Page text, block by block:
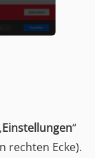
Einstellungen“
rechten Ecke).